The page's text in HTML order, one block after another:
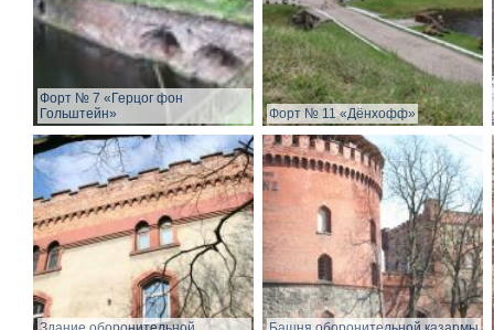
Форт № 7 «Герцог фон
Гольштейн»
Форт № 11 «Дёнхофф»